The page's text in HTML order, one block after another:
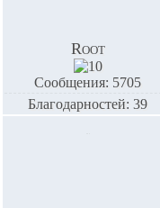
Root
Сообщения: 5705
Благодарностей: 39